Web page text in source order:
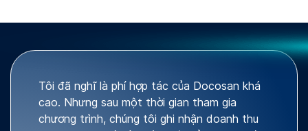
Tôi đã nghĩ là phí hợp tác của Docosan khá
cao. Nhưng sau một thời gian tham gia
chương trình, chúng tôi ghi nhận doanh thu